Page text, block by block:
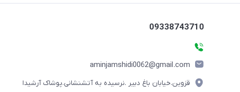
09338743710
aminjamshidi0062@gmail.com
قزوین.خیابان باغ دبیر .نرسیده به آتشنشانی.پوشاک آرشیدا